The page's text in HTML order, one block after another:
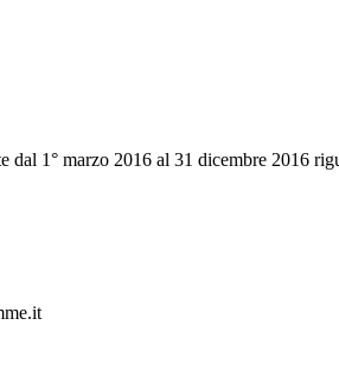
1° marzo 2016 al 31 dicembre 2016